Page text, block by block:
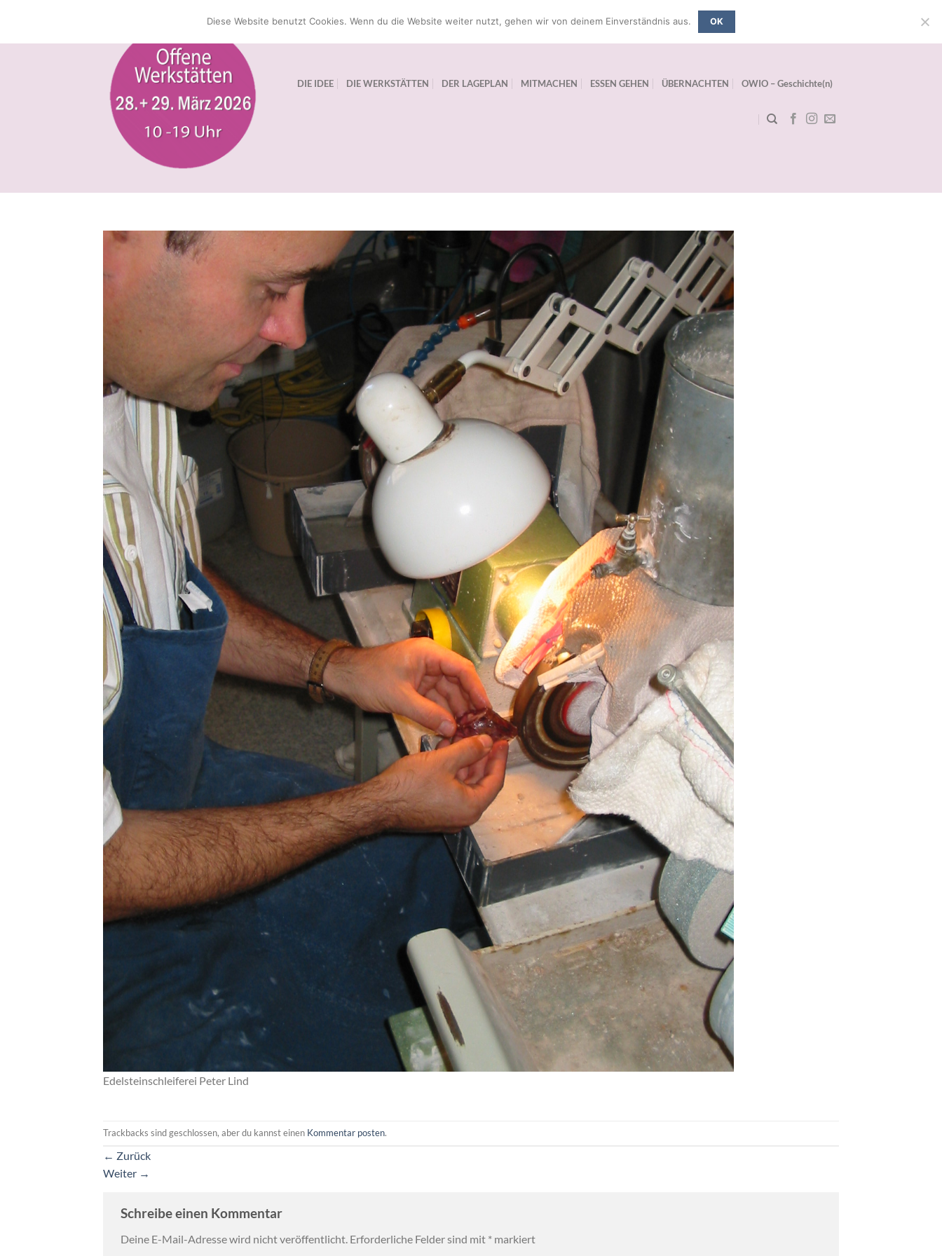
springen
DIE IDEE DIE WERKSTÄTTEN DER LAGEPLAN MITMACHEN ESSEN GEHEN ÜBERNACHTEN OWIO – Geschichte(n)
Edelsteinschleiferei Peter Lind
Trackbacks sind geschlossen, aber du kannst einen Kommentar posten.
← Zurück
Weiter →
Schreibe einen Kommentar
Deine E-Mail-Adresse wird nicht veröffentlicht. Erforderliche Felder sind mit * markiert
Diese Website benutzt Cookies. Wenn du die Website weiter nutzt, gehen wir von deinem Einverständnis aus. OK